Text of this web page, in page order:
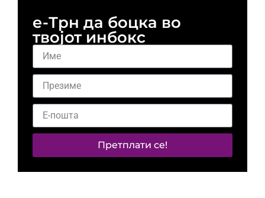
е-Трн да боцка во
твојот инбокс
Претплати се!